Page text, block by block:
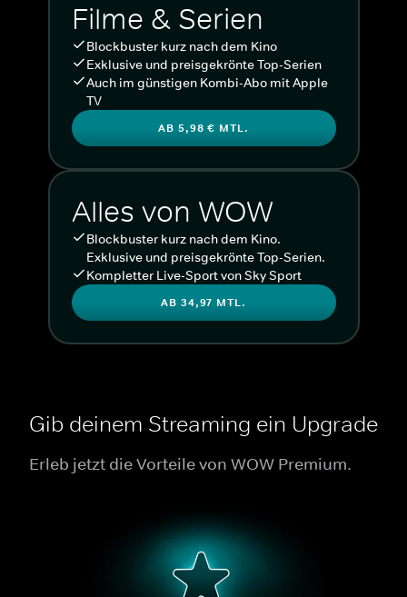
Filme & Serien
Blockbuster kurz nach dem Kino
Exklusive und preisgekrönte Top-Serien
Auch im günstigen Kombi-Abo mit Apple
TV
AB 5,98 € MTL.
Alles von WOW
Blockbuster kurz nach dem Kino.
Exklusive und preisgekrönte Top-Serien.
Kompletter Live-Sport von Sky Sport
AB 34,97 MTL.
Gib deinem Streaming ein Upgrade
Erleb jetzt die Vorteile von WOW Premium.